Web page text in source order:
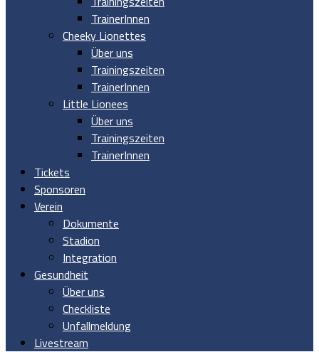
TrainerInnen
Cheeky Lionettes
Über uns
Trainingszeiten
TrainerInnen
Little Lionees
Über uns
Trainingszeiten
TrainerInnen
Tickets
Sponsoren
Verein
Dokumente
Stadion
Integration
Gesundheit
Über uns
Checkliste
Unfallmeldung
Livestream